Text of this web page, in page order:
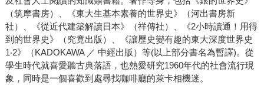
（筑摩書房）、《東大生基本素養的世界史》（河出書房新
社）、《從近代建築解讀日本》（祥傳社）、《2小時讀通！用得
到的世界史》（究竟出版）、《讓歷史變有趣的東大深度世界史
1‧2》（KADOKAWA ／ 中經出版）等(以上部分書名為暫譯)。從
學生時代就喜愛聽古典落語，也熱愛研究1960年代的社會流行現
象，同時是一個喜歡到處尋找咖啡廳的萊卡相機迷。